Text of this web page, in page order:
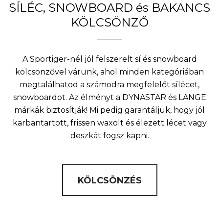
SÍLÉC, SNOWBOARD és BAKANCS
KÖLCSÖNZŐ
A Sportiger-nél jól felszerelt sí és snowboard
kölcsönzővel várunk, ahol minden kategóriában
megtalálhatod a számodra megfelelőt sílécet,
snowboardot. Az élményt a DYNASTAR és LANGE
márkák biztosítják! Mi pedig garantáljuk, hogy jól
karbantartott, frissen waxolt és élezett lécet vagy
deszkát fogsz kapni.
KÖLCSÖNZÉS